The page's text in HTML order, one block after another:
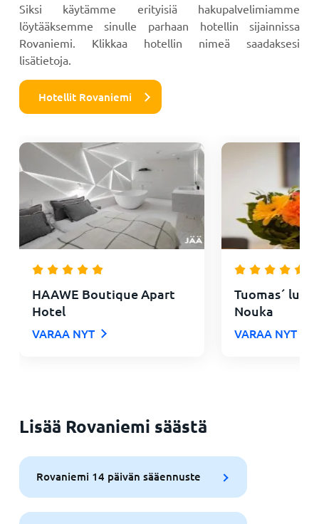
Siksi käytämme erityisiä hakupalvelimiamme
löytääksemme sinulle parhaan hotellin sijainnissa
Rovaniemi. Klikkaa hotellin nimeä saadaksesi
lisätietoja.
Hotellit Rovaniemi
HAAWE Boutique Apart
Hotel
VARAA NYT
Tuomas´
Nouka
VARAA NYT
Lisää Rovaniemi säästä
Rovaniemi 14 päivän sääennuste